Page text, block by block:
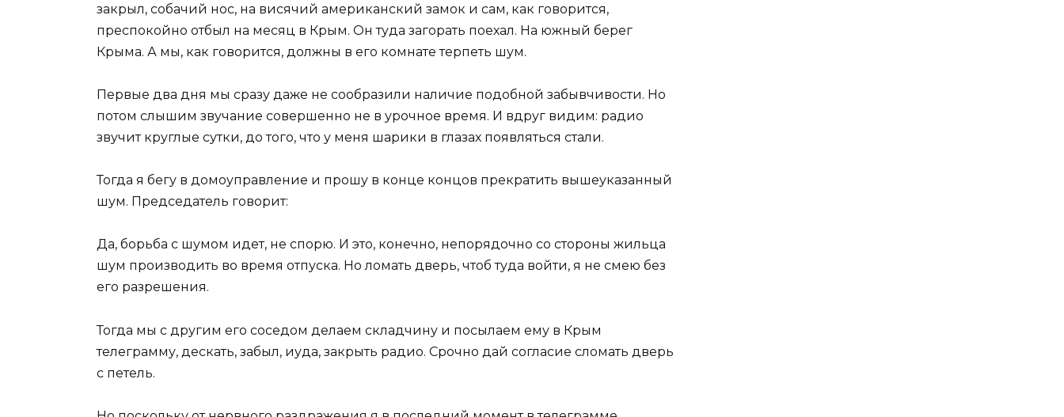
закрыл, собачий нос, на висячий американский замок и сам, как говорится,
преспокойно отбыл на месяц в Крым. Он туда загорать поехал. На южный берег
Крыма. А мы, как говорится, должны в его комнате терпеть шум.
Первые два дня мы сразу даже не сообразили наличие подобной забывчивости. Но
потом слышим звучание совершенно не в урочное время. И вдруг видим: радио
звучит круглые сутки, до того, что у меня шарики в глазах появляться стали.
Тогда я бегу в домоуправление и прошу в конце концов прекратить вышеуказанный
шум. Председатель говорит:
Да, борьба с шумом идет, не спорю. И это, конечно, непорядочно со стороны жильца
шум производить во время отпуска. Но ломать дверь, чтоб туда войти, я не смею без
его разрешения.
Тогда мы с другим его соседом делаем складчину и посылаем ему в Крым
телеграмму, дескать, забыл, иуда, закрыть радио. Срочно дай согласие сломать дверь
с петель.